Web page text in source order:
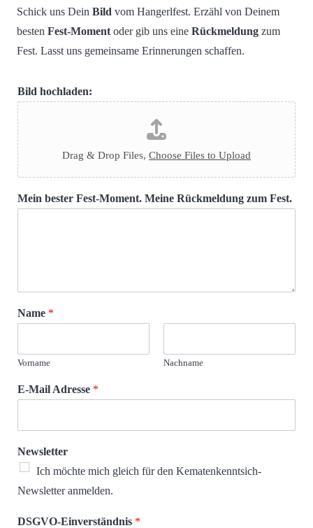
Schick uns Dein Bild vom Hangerlfest. Erzähl von Deinem
besten Fest-Moment oder gib uns eine Rückmeldung zum
Fest. Lasst uns gemeinsame Erinnerungen schaffen.
Bild hochladen:
Drag & Drop Files, Choose Files to Upload
Mein bester Fest-Moment. Meine Rückmeldung zum Fest.
Name *
Vorname Nachname
E-Mail Adresse *
Newsletter
Ich möchte mich gleich für den Kematenkenntsich-
Newsletter anmelden.
DSGVO-Einverständnis *